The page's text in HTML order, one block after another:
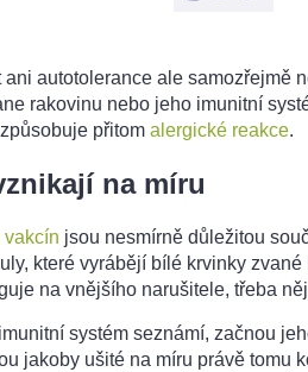
autotolerance ale samozřejmě
rakovinu nebo jeho imunitní
přitom alergické reakce.
na míru
vakcín jsou nesmírně důležitou
které vyrábějí bílé krvinky zvané
na vnějšího narušitele, třeba
systém seznámí, začnou
jakoby ušité na míru právě tomu